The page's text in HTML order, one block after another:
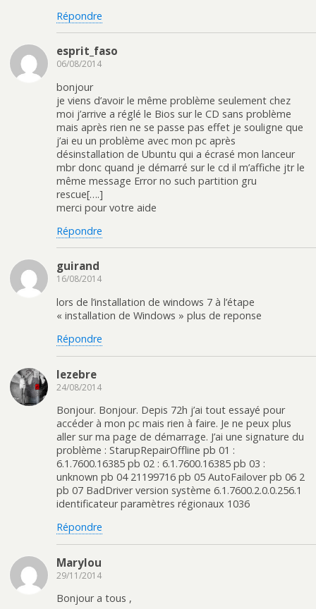
Répondre
esprit_faso
06/08/2014
bonjour
je viens d’avoir le même problème seulement chez
moi j’arrive a réglé le Bios sur le CD sans problème
mais après rien ne se passe pas effet je souligne que
j’ai eu un problème avec mon pc après
désinstallation de Ubuntu qui a écrasé mon lanceur
mbr donc quand je démarré sur le cd il m’affiche jtr le
même message Error no such partition gru
rescue[….]
merci pour votre aide
Répondre
guirand
16/08/2014
lors de l’installation de windows 7 à l’étape
« installation de Windows » plus de reponse
Répondre
lezebre
24/08/2014
Bonjour. Bonjour. Depis 72h j’ai tout essayé pour
accéder à mon pc mais rien à faire. Je ne peux plus
aller sur ma page de démarrage. J’ai une signature du
problème : StarupRepairOffline pb 01 :
6.1.7600.16385 pb 02 : 6.1.7600.16385 pb 03 :
unknown pb 04 21199716 pb 05 AutoFailover pb 06 2
pb 07 BadDriver version système 6.1.7600.2.0.0.256.1
identificateur paramètres régionaux 1036
Répondre
Marylou
29/11/2014
Bonjour a tous ,